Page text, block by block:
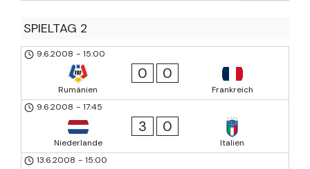
SPIELTAG 2
9.6.2008 - 15:00
Rumänien
0 0
Frankreich
9.6.2008 - 17:45
Niederlande
3 0
Italien
13.6.2008 - 15:00